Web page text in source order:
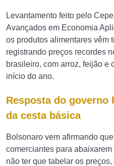
Levantamento feito pelo
Avançados em Economia
os produtos alimentares vêm
registrando preços recordes
brasileiro, com arroz, feijão e
início do ano.
Resposta do governo
da cesta básica
Bolsonaro vem afirmando
comerciantes para
não ter que tabelar os